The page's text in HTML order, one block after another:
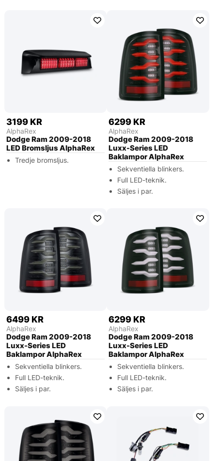
3199 KR
AlphaRex
Dodge Ram 2009-2018
LED Bromsljus AlphaRex
Tredje bromsljus.
6299 KR
AlphaRex
Dodge Ram 2009-2018
Luxx-Series LED
Baklampor AlphaRex
Sekventiella blinkers.
Full LED-teknik.
Säljes i par.
6499 KR
AlphaRex
Dodge Ram 2009-2018
Luxx-Series LED
Baklampor AlphaRex
Sekventiella blinkers.
Full LED-teknik.
Säljes i par.
6299 KR
AlphaRex
Dodge Ram 2009-2018
Luxx-Series LED
Baklampor AlphaRex
Sekventiella blinkers.
Full LED-teknik.
Säljes i par.